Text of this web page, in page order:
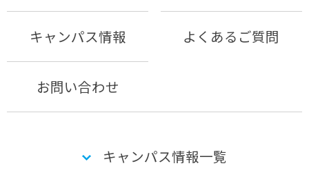
キャンパス情報 よくあるご質問
お問い合わせ
キャンパス情報一覧